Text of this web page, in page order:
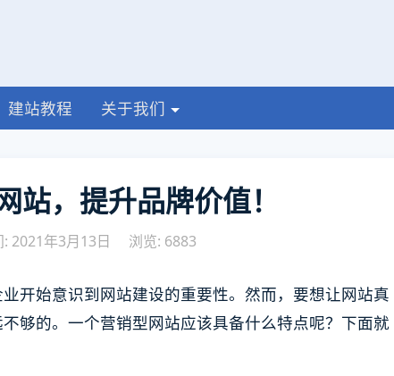
建站教程 关于我们
站，提升品牌价值！
2021年3月13日 浏览: 6883
开始意识到网站建设的重要性。然而，要想让网站真
够的。一个营销型网站应该具备什么特点呢？下面就